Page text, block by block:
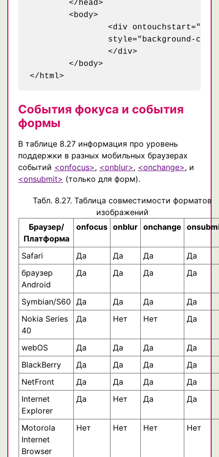
События фокуса и события
формы
В таблице 8.27 информация про уровень
поддержки в разных мобильных браузерах
событий <onfocus>, <onblur>, <onchange>, и
<onsubmit> (только для форм).
Табл. 8.27. Таблица совместимости форматов
изображений
Браузер/
Платформа
onfocus onblur onchange
Safari Да Да Да
Да
браузер
Android
Да Да Да Да
Symbian/S60 Да Да Да
Да
Nokia Series
40
Да Нет Нет Да
webOS Да Да Да
Да
BlackBerry
Да Да Да
Да
NetFront
Да Да Да
Да
Internet
Explorer
Да Нет Да Да
Motorola
Internet
Browser
Нет Нет Нет Нет